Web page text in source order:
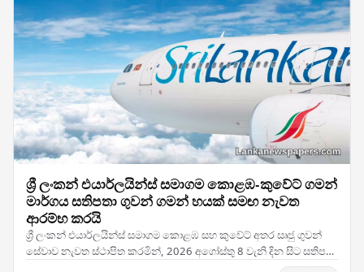
ශ්‍රී ලංකන් එයාර්ලයින්ස් සමාගම කොළඹ-කුවේට් ගමන්
මාර්ගය සතිපතා ගුවන් ගමන් හයක් සමඟ නැවත
ආරම්භ කරයි
ශ්‍රී ලංකන් එයාර්ලයින්ස් සමාගම කොළඹ සහ කුවේට් අතර සෘජු ගුවන්
සේවාව නැවත ස්ථාපිත කරමින්, 2026 අගෝස්තු 8 වැනි දින සිට සතිපතා